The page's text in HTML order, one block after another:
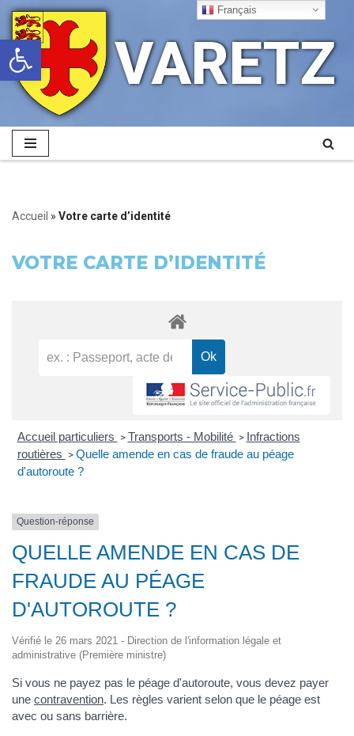
Ouvrir la barre d’outils
Aller
au
contenu
VARETZ
Accueil » Votre carte d’identité
VOTRE CARTE D’IDENTITÉ
Accueil particuliers > Transports - Mobilité > Infractions
routières > Quelle amende en cas de fraude au péage
d'autoroute ?
Question-réponse
QUELLE AMENDE EN CAS DE
FRAUDE AU PÉAGE
D'AUTOROUTE ?
Vérifié le 26 mars 2021 - Direction de l'information légale et
administrative (Première ministre)
Si vous ne payez pas le péage d'autoroute, vous devez payer
une contravention. Les règles varient selon que le péage est
avec ou sans barrière.
Français